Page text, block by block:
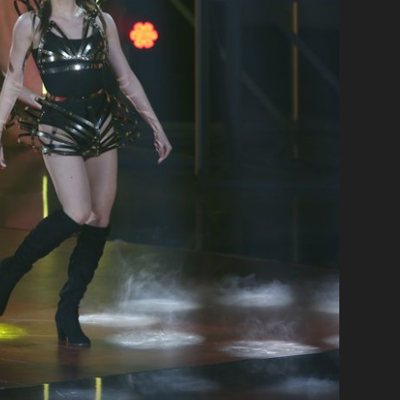
Trebat će vam neko vrijeme da dođete k
sebi nakon novih fotki Lille u bikiniju!